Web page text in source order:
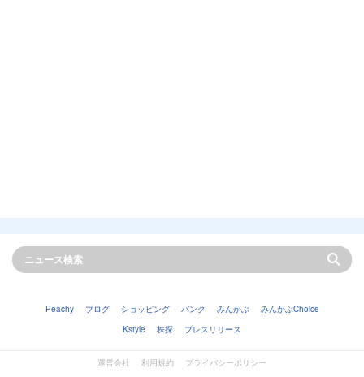
Peachy ブログ ショッピング バンク みんかぶ
みんかぶChoice
Kstyle
株探 プレスリリース
運営会社 利用規約 プライバシーポリシー